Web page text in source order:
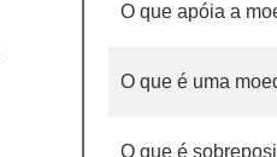
O que apóia a
O que é uma
O que é